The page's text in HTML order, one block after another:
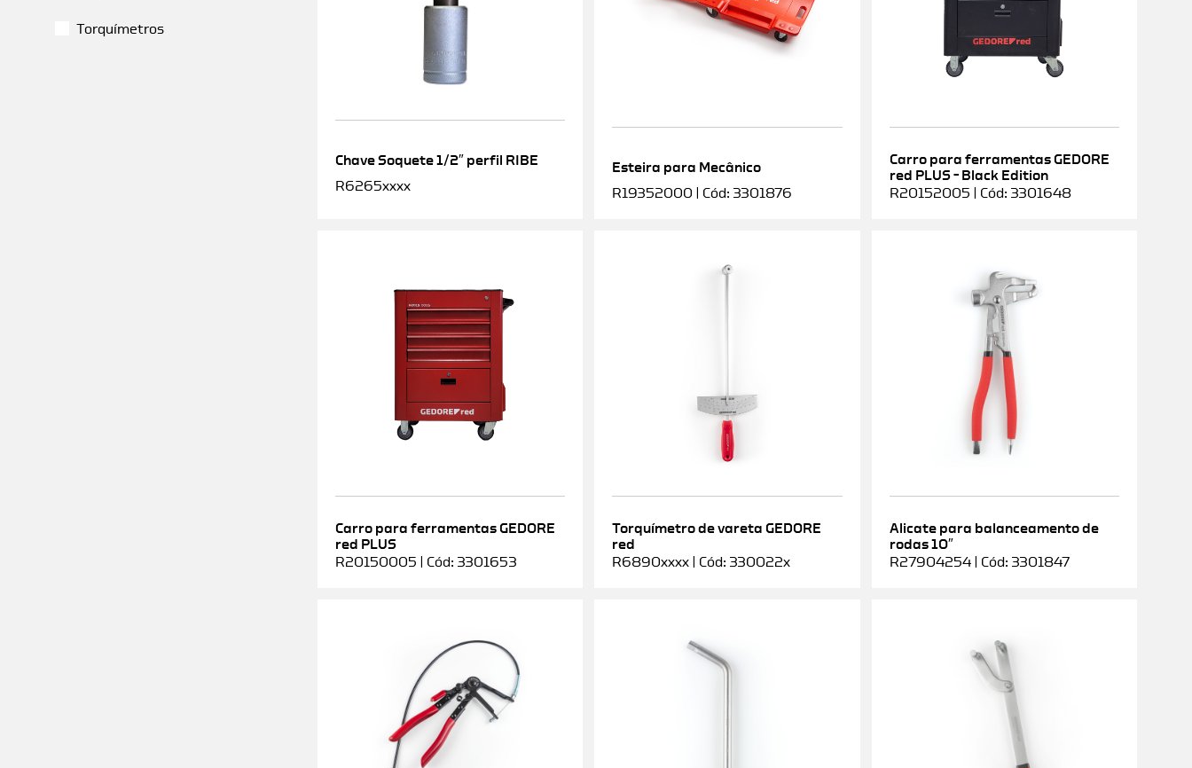
Torquímetros
Chave Soquete 1/2″ perfil RIBE
R6265xxxx
Esteira para Mecânico
R19352000 | Cód: 3301876
Carro para ferramentas GEDORE
red PLUS – Black Edition
R20152005 | Cód: 3301648
Carro para ferramentas GEDORE
red PLUS
R20150005 | Cód: 3301653
Torquímetro de vareta GEDORE
red
R6890xxxx | Cód: 330022x
Alicate para balanceamento de
rodas 10″
R27904254 | Cód: 3301847